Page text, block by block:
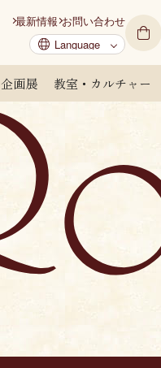
最新情報 お問い合わせ
企画展 教室・カルチャー